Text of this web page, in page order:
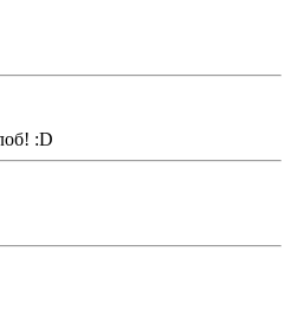
:D